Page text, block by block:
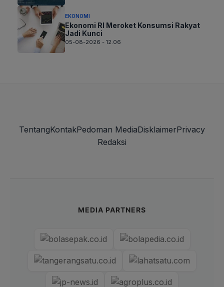
EKONOMI
Ekonomi RI Meroket Konsumsi Rakyat
Jadi Kunci
05-08-2026 - 12.06
TentangKontakPedoman MediaDisklaimerPrivacy
Redaksi
MEDIA PARTNERS